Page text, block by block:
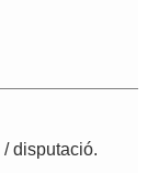
/disputació.